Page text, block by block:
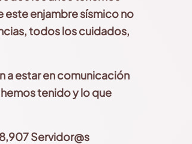
esteenjambre sísmico no
,todos los cuidados,
a estar en comunicación
tenido y lo que
Servidor@s